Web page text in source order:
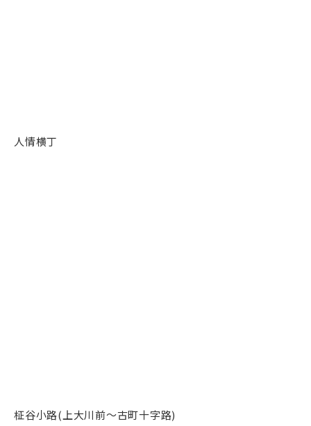
人情横丁
柾谷小路(上大川前〜古町十字路)